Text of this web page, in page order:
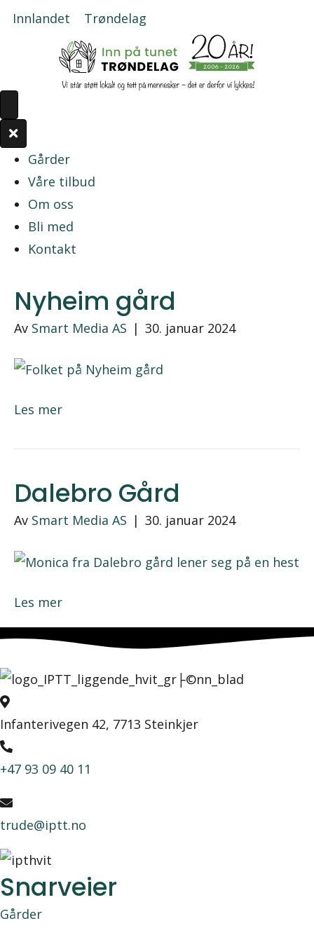
Innlandet Trøndelag
Gårder
Våre tilbud
Om oss
Bli med
Kontakt
Nyheim gård
Av Smart Media AS | 30. januar 2024
Les mer
Dalebro Gård
Av Smart Media AS | 30. januar 2024
Les mer
Infanterivegen 42, 7713 Steinkjer
+47 93 09 40 11
trude@iptt.no
Snarveier
Gårder